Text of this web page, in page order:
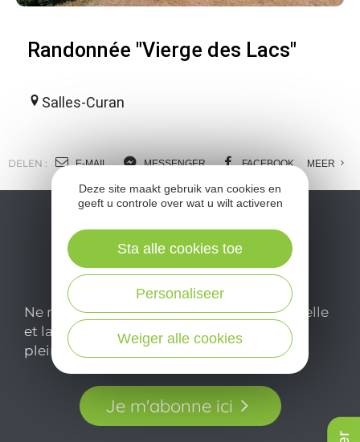
Randonnée "Vierge des Lacs"
Salles-Curan
DELEN : E-MAIL MESSENGER FACEBOOK MEER
Ne manquez pas notre newsletter mensuelle
et laissez-vous inspirer pour profiter
pleinement de votre séjour en Aveyron.
Je m'abonne ici
Deze site maakt gebruik van cookies en
geeft u controle over wat u wilt activeren
Weiger alle cookies
Personaliseer
Sta alle cookies toe